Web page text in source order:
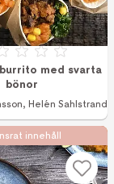
Betyg: 0 av 5
med svarta
bönor
, Helén Sahlstrand
innehåll